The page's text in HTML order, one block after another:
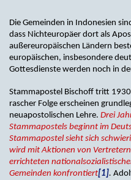
Die Gemeinden in Indonesien
dass Nichteuropäer dort als
außereuropäischen Ländern
europäischen, insbesondere
Gottesdienste werden noch in
Stammapostel Bischoff tritt
rascher Folge erscheinen
neuapostolischen Lehre. Drei
Stammapostels beginnt im
Stammapostel sieht sich
wird mit Aktionen von
errichteten
Gemeinden konfrontiert[1].